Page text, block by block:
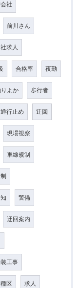
社
前川さん
求人
合格率 夜勤
よか 歩行者
行止め 迂回
現場視察
車線規制
警備
迂回案内
工事
区 求人